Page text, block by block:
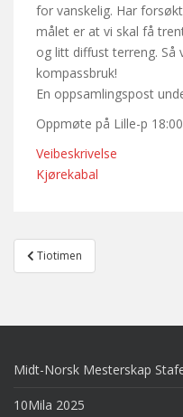
for vanskelig. Har
målet er at vi skal få
og litt diffust terreng.
kompassbruk!
En oppsamlingspost
Oppmøte på Lille-p 18:00
Veibeskrivelse
Kjørekabal
Post
navigation
Tiotimen
Midt-Norsk Mesterskap
10Mila 2025